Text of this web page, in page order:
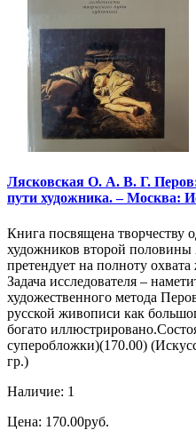
Лясковская О. А. В. Г. Перов:
пути художника. – Москва:
Книга посвящена творчеству
художников второй
претендует на полноту
Задача исследователя –
художественного метода
русской живописи как
богато
суперобложки)(170.00)
гр.)
Наличие: 1
Цена: 170.00руб.